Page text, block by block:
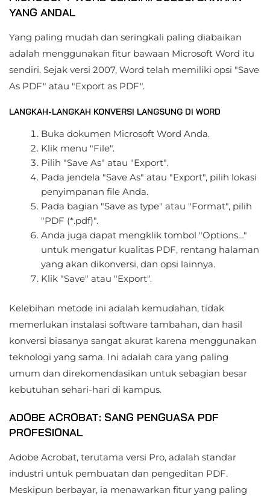
YANG ANDAL
Yang paling mudah dan seringkali paling diabaikan
adalah menggunakan fitur bawaan Microsoft Word itu
sendiri. Sejak versi 2007, Word telah memiliki opsi "Save
As PDF" atau "Export as PDF".
LANGKAH-LANGKAH KONVERSI LANGSUNG DI WORD
Buka dokumen Microsoft Word Anda.
Klik menu "File".
Pilih "Save As" atau "Export".
Pada jendela "Save As" atau "Export", pilih lokasi
penyimpanan file Anda.
Pada bagian "Save as type" atau "Format", pilih
"PDF (*.pdf)".
Anda juga dapat mengklik tombol "Options…"
untuk mengatur kualitas PDF, rentang halaman
yang akan dikonversi, dan opsi lainnya.
Klik "Save" atau "Export".
Kelebihan metode ini adalah kemudahan, tidak
memerlukan instalasi software tambahan, dan hasil
konversi biasanya sangat akurat karena menggunakan
teknologi yang sama. Ini adalah cara yang paling
umum dan direkomendasikan untuk sebagian besar
kebutuhan sehari-hari di kampus.
ADOBE ACROBAT: SANG PENGUASA PDF
PROFESIONAL
Adobe Acrobat, terutama versi Pro, adalah standar
industri untuk pembuatan dan pengeditan PDF.
Meskipun berbayar, ia menawarkan fitur yang paling